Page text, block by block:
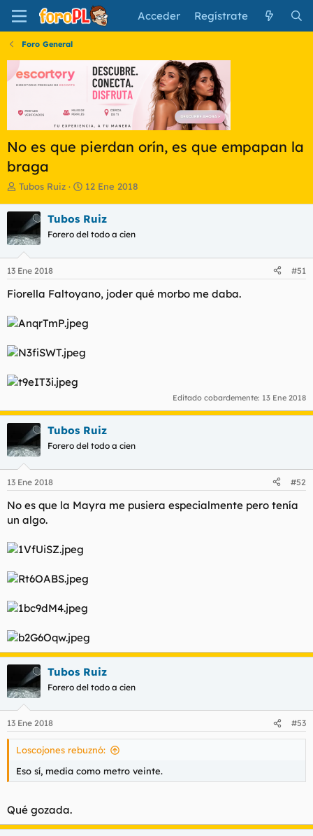
Acceder Regístrate
Foro General
No es que pierdan orín, es que empapan la
braga
I
i
i
a
d
o
d
l
e
Tubos Ruiz
F
h
a
e
i
i
12 Ene 2018
Tubos Ruiz
Forero del todo a cien
13 Ene 2018 #51
Fiorella Faltoyano, joder qué morbo me daba.
Editado cobardemente: 13 Ene 2018
Tubos Ruiz
Forero del todo a cien
13 Ene 2018 #52
No es que la Mayra me pusiera especialmente pero tenía
un algo.
Tubos Ruiz
Forero del todo a cien
13 Ene 2018 #53
Loscojones rebuznó:
Eso sí, media como metro veinte.
Qué gozada.